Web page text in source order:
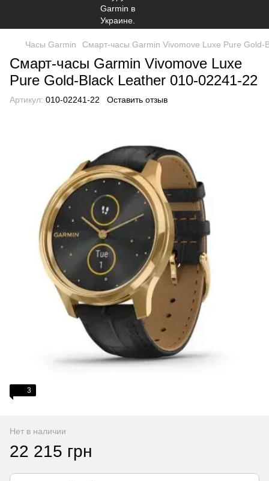
Часы Garmin Смарт-часы Garmin Vivomove Luxe Pure Gold-
Смарт-часы Garmin Vivomove Luxe
Pure Gold-Black Leather 010-02241-22
Артикул: 010-02241-22 Оставить отзыв
3
Нет в наличии
22 215 грн